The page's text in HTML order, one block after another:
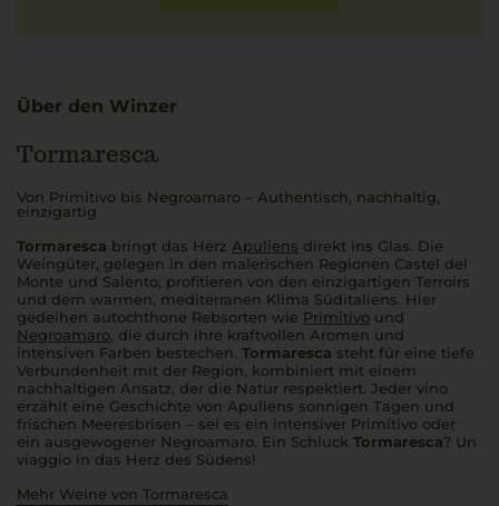
Über den Winzer
Tormaresca
Von Primitivo bis Negroamaro – Authentisch, nachhaltig,
einzigartig
Tormaresca bringt das Herz Apuliens direkt ins Glas. Die
Weingüter, gelegen in den malerischen Regionen Castel del
Monte und Salento, profitieren von den einzigartigen Terroirs
und dem warmen, mediterranen Klima Süditaliens. Hier
gedeihen autochthone Rebsorten wie Primitivo und
Negroamaro, die durch ihre kraftvollen Aromen und
intensiven Farben bestechen. Tormaresca steht für eine tiefe
Verbundenheit mit der Region, kombiniert mit einem
nachhaltigen Ansatz, der die Natur respektiert. Jeder vino
erzählt eine Geschichte von Apuliens sonnigen Tagen und
frischen Meeresbrisen – sei es ein intensiver Primitivo oder
ein ausgewogener Negroamaro. Ein Schluck Tormaresca? Un
viaggio in das Herz des Südens!
Mehr Weine von Tormaresca